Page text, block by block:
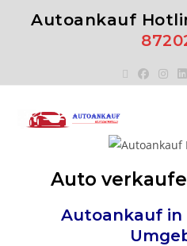
Autoankauf
Auto
Autoankauf in